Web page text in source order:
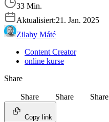
33 Min.
Aktualisiert:21. Jan. 2025
Zilahy Máté
Content Creator
online kurse
Share
Share Share Share
Copy link